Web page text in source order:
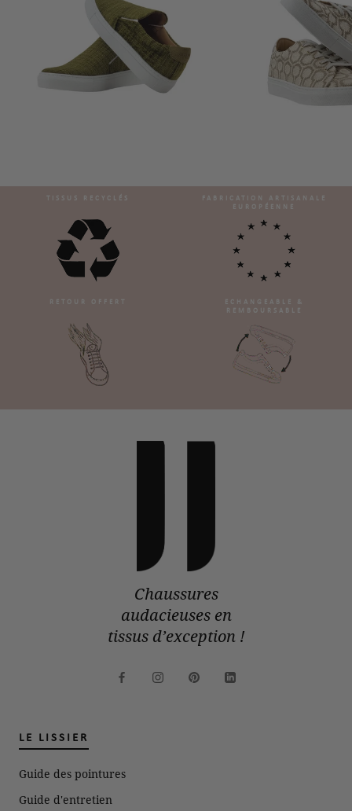
TISSUS RECYCLÉS
FABRICATION ARTISANALE
EUROPÉENNE
RETOUR OFFERT
ECHANGEABLE &
REMBOURSABLE
Chaussures
audacieuses en
tissus d’exception !
LE LISSIER
Guide des pointures
Guide d'entretien